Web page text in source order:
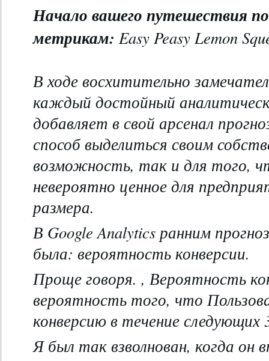
Начало вашего путешествия
метрикам: Easy Peasy Lemon
В ходе восхитительно
каждый достойный
добавляет в свой арсенал
способ выделиться своим
возможность, так и для того,
невероятно ценное для
размера.
В Google Analytics ранним
была: вероятность конверсии.
Проще говоря. , Вероятность
вероятность того, что
конверсию в течение следующих
Я был так взволнован, когда он